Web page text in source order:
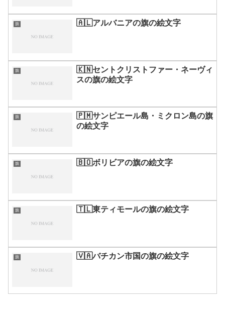
旗 🇦🇱アルバニアの旗の絵文字
旗
🇰🇳セントクリストファー・ネーヴィ
スの旗の絵文字
旗
🇵🇲サンピエール島・ミクロン島の旗
の絵文字
旗 🇧🇴ボリビアの旗の絵文字
旗 🇹🇱東ティモールの旗の絵文字
旗 🇻🇦バチカン市国の旗の絵文字